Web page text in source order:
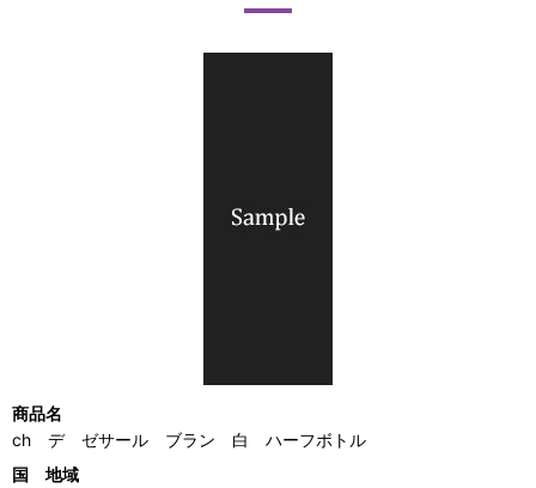
商品名
ch デ ゼサール ブラン 白 ハーフボトル
国 地域